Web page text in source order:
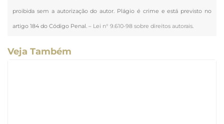
proibida sem a autorização do autor. Plágio é crime e está previsto no
artigo 184 do Código Penal. – Lei n° 9.610-98 sobre direitos autorais.
Veja Também